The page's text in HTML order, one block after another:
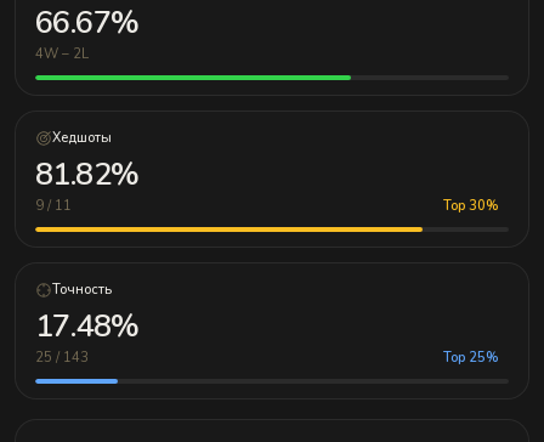
66.67%
4W – 2L
Хедшоты
81.82%
9 / 11 Top 30%
Точность
17.48%
25 / 143 Top 25%